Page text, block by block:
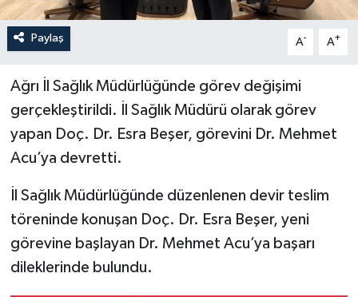
Paylaş A- A+
Ağrı İl Sağlık Müdürlüğünde görev değişimi
gerçekleştirildi. İl Sağlık Müdürü olarak görev
yapan Doç. Dr. Esra Beşer, görevini Dr. Mehmet
Acu’ya devretti.
İl Sağlık Müdürlüğünde düzenlenen devir teslim
töreninde konuşan Doç. Dr. Esra Beşer, yeni
görevine başlayan Dr. Mehmet Acu’ya başarı
dileklerinde bulundu.